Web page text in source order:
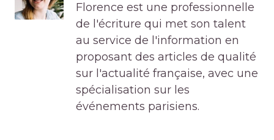
Florence est une professionnelle
de l'écriture qui met son talent
au service de l'information en
proposant des articles de qualité
sur l'actualité française, avec une
spécialisation sur les
événements parisiens.